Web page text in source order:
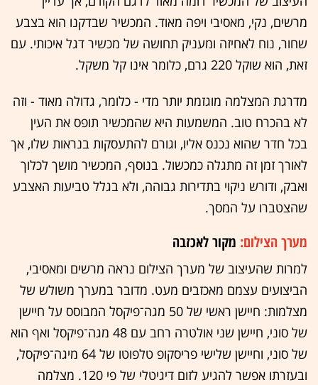
מרשים, נקי, מאסיבי ויפה מאוד. המכשיר שבדקנו הוא בצבע
שחור, נוח לאחיזה ומעניק תחושה של מכשיר דגל איכותי. עם
זאת, הוא שוקל 220 גרם, כלומר אינו קל משקל.
מדרגת המצלמה מוגזמת יותר מדי - כלומר, גדולה מאוד - וזה
לא בהכרח טוב. המשמעות היא שהמכשיר תופס את העין
בכל חדר שהוא נכנס אליו, וגורם להתעסקות בנראות שלו, אך
לאורך זמן זה מתגלה כמכשול. בנוסף, המכשיר מושך לכלוך
ואבק, ודורש ניקוי בתדירות גבוהה, ולא בגלל טביעות האצבע
שהצטברו על המסך.
מערך הצילום: מקור לאכזבה
למרות שהעיצוב של מערך הצילום נראה מרשים ומאסיבי,
הביצועים עצמם מאכזבים מעט. מדובר במערך משולש של
מצלמות: חיישן ראשי של 50 מגה־פיקסל המבוסס על חיישן
של סוני, חיישן שני אולטרה רחב עם 48 מגה־פיקסל ואף הוא
של סוני, וחיישן שלישי פריסקופ טלפוטו של 64 מיגה־פיקסל,
ובעזרתו אפשר להגיע לזום דיגיטלי של פי 120. מצלמה